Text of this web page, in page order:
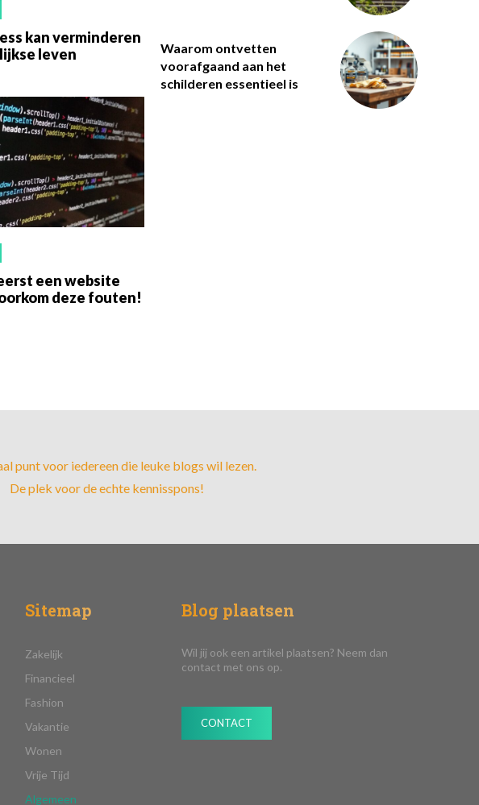
kan verminderen
leven
een website
deze fouten!
Waarom ontvetten
voorafgaand aan het
schilderen essentieel is
punt voor iedereen die leuke blogs wil lezen.
De plek voor de echte kennisspons!
Sitemap
Zakelijk
Financieel
Fashion
Vakantie
Wonen
Vrije Tijd
Algemeen
Blog plaatsen
Wil jij ook een artikel plaatsen? Neem dan
contact met ons op.
CONTACT